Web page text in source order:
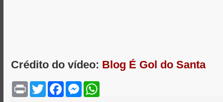
Crédito do vídeo: Blog É Gol do Santa
P
T
w
F
M
W